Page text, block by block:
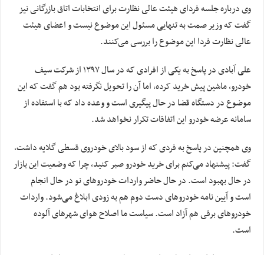
وی درباره جلسه فردای هیئت عالی نظارت برای انتخابات اتاق بازرگانی نیز
گفت که وزیر صمت به تنهایی مسئول این موضوع نیست و اعضای هیئت
عالی نظارت فردا این موضوع را بررسی می‌کنند.
علی آبادی در پاسخ به یکی از افرادی که در سال ۱۳۹۷ از شرکت سیف
خودرو، ماشین پیش خرید کرده، اما آن را تحویل نگرفته بود هم گفت که این
موضوع در دستگاه قضا در حال پیگیری است و وعده داد که با استفاده از
سامانه عرضه خودرو این اتفاقات تکرار نخواهد شد.
وی همچنین در پاسخ به فردی که از سود بالای خودروی قسطی گلایه داشت،
گفت: پیشنهاد می‌کنم برای خرید خودرو صبر کنید، چرا که وضعیت این بازار
در حال بهبود است. در حال حاضر واردات خودروهای نو در حال انجام
است و آیین نامه خودروهای دست دوم هم به زودی ابلاغ می‌شود. واردات
خودروهای برقی هم آزاد است. سیاست ما اصلاح هوای شهرهای آلوده
است.